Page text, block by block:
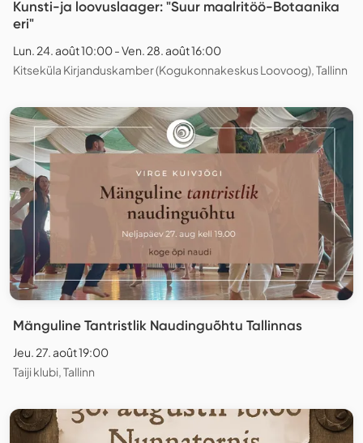
Kunsti-ja loovuslaager: "Suur maalritöö-Botaanika
eri"
Lun. 24. août 10:00 - Ven. 28. août 16:00
Kitseküla Kirjanduskamber (Kogukonnakeskus Loovoog), Tallinn
Mänguline Tantristlik Naudinguõhtu Tallinnas
Jeu. 27. août 19:00
Taiji klubi, Tallinn